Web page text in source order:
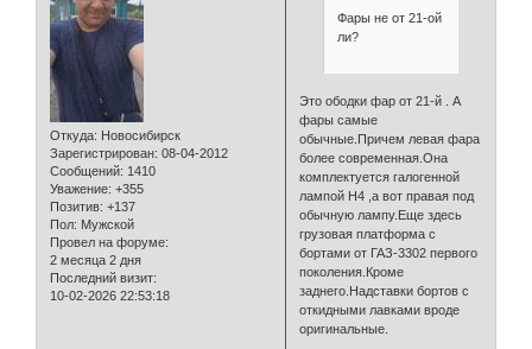
Откуда: Новосибирск
Зарегистрирован: 08-04-2012
Сообщений: 1410
Уважение: +355
Позитив: +137
Пол: Мужской
Провел на форуме:
2 месяца 2 дня
Последний визит:
10-02-2026 22:53:18
Фары не от 21-ой
ли?
Это ободки фар от 21-й . А
фары самые
обычные.Причем левая фара
более современная.Она
комплектуется галогенной
лампой H4 ,а вот правая под
обычную лампу.Еще здесь
грузовая платформа с
бортами от ГАЗ-3302 первого
поколения.Кроме
заднего.Надставки бортов с
откидными лавками вроде
оригинальные.